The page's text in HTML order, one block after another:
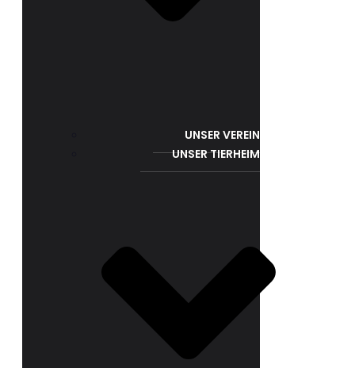
UNSER VEREIN
UNSER TIERHEIM